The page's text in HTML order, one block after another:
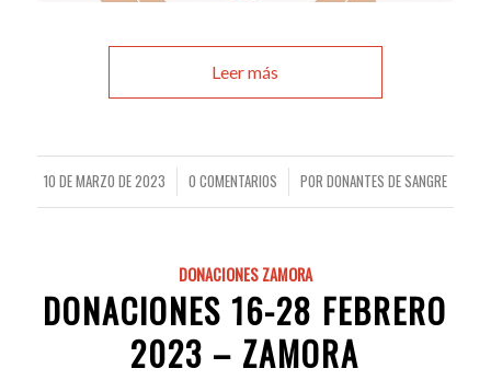
Leer más
10 DE MARZO DE 2023
/ 0 COMENTARIOS
/ POR DONANTES DE SANGRE
DONACIONES ZAMORA
DONACIONES 16-28 FEBRERO
2023 – ZAMORA